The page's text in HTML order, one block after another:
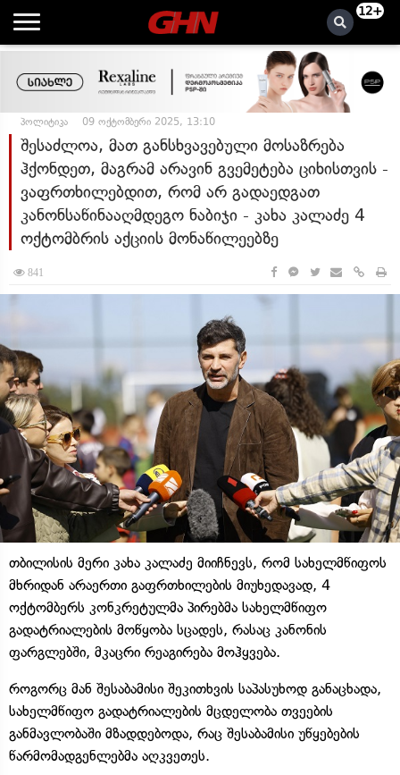
12+
პოლიტიკა 09 ოქტომბერი 2025, 13:10
შესაძლოა, მათ განსხვავებული მოსაზრება
ჰქონდეთ, მაგრამ არავინ გვემეტება ციხისთვის -
ვაფრთხილებდით, რომ არ გადაედგათ
კანონსაწინააღმდეგო ნაბიჯი - კახა კალაძე 4
ოქტომბრის აქციის მონაწილეებზე
841
თბილისის მერი კახა კალაძე მიიჩნევს, რომ სახელმწიფოს
მხრიდან არაერთი გაფრთხილების მიუხედავად, 4
ოქტომბერს კონკრეტულმა პირებმა სახელმწიფო
გადატრიალების მოწყობა სცადეს, რასაც კანონის
ფარგლებში, მკაცრი რეაგირება მოჰყვება.
როგორც მან შესაბამისი შეკითხვის საპასუხოდ განაცხადა,
სახელმწიფო გადატრიალების მცდელობა თვეების
განმავლობაში მზადდებოდა, რაც შესაბამისი უწყებების
წარმომადგენლებმა აღკვეთეს.